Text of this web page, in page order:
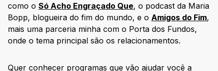
como o Só Acho Engraçado Que, o podcast da Maria
Bopp, blogueira do fim do mundo, e o Amigos do Fim,
mais uma parceria minha com o Porta dos Fundos,
onde o tema principal são os relacionamentos.
Quer conhecer programas que vão ajudar você a